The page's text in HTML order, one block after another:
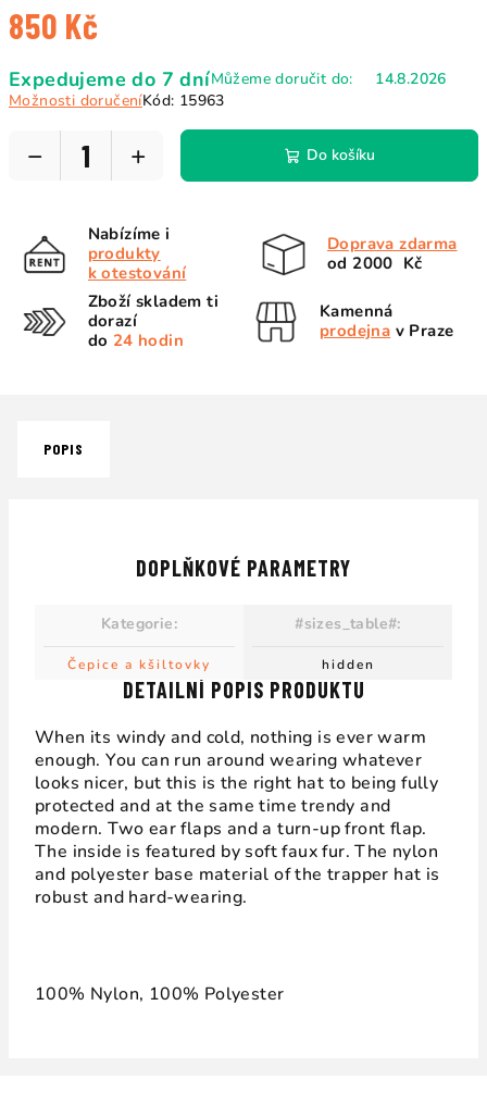
850 Kč
cena:
Expedujeme do 7 dníMůžeme doručit do:
14.8.2026
Možnosti doručeníKód: 15963
+
− Do košíku
Nabízíme i
produkty
k otestování
Doprava zdarma
od 2000 Kč
Zboží skladem ti
dorazí
do 24 hodin
Kamenná
prodejna v Praze
POPIS
DETAILNÍ POPIS PRODUKTU
When its windy and cold, nothing is ever warm
enough. You can run around wearing whatever
looks nicer, but this is the right hat to being fully
protected and at the same time trendy and
modern. Two ear flaps and a turn-up front flap.
The inside is featured by soft faux fur. The nylon
and polyester base material of the trapper hat is
robust and hard-wearing.
100% Nylon, 100% Polyester
DOPLŇKOVÉ PARAMETRY
Kategorie:
Čepice a kšiltovky
#sizes_table#:
hidden